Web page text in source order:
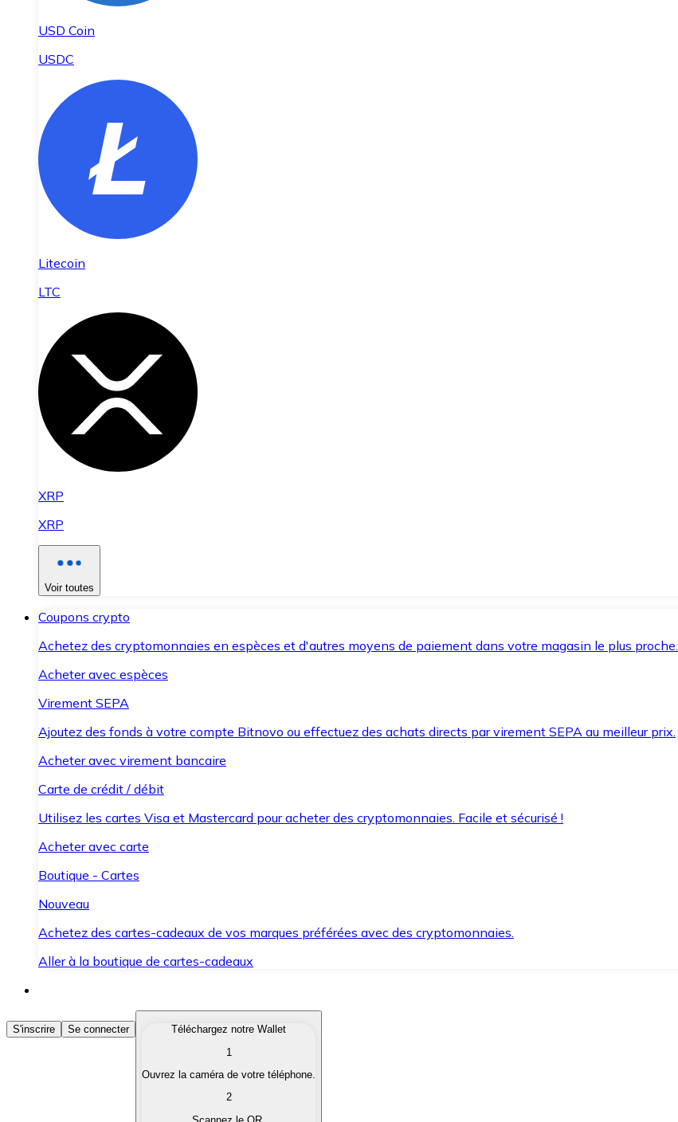
USD Coin
USDC
Litecoin
LTC
XRP
XRP
Voir toutes
Coupons crypto
Achetez des cryptomonnaies en espèces et d'autres moyens de paiement dans votre magasin le plus proche.
Acheter avec espèces
Virement SEPA
Ajoutez des fonds à votre compte Bitnovo ou effectuez des achats directs par virement SEPA au meilleur prix.
Acheter avec virement bancaire
Carte de crédit / débit
Utilisez les cartes Visa et Mastercard pour acheter des cryptomonnaies. Facile et sécurisé !
Acheter avec carte
Boutique - Cartes
Nouveau
Achetez des cartes-cadeaux de vos marques préférées avec des cryptomonnaies.
Aller à la boutique de cartes-cadeaux
Acheter des Cryptomonnaies
Achetez les cryptomonnaies qui vous intéressent rapidement et en toute sécurité.
Convertissez vos cryptomonnaies en monnaie fiduciaire lorsque vous en avez besoin.
S'inscrire Se connecter
Téléchargez notre Wallet
1
Ouvrez la caméra de votre téléphone.
2